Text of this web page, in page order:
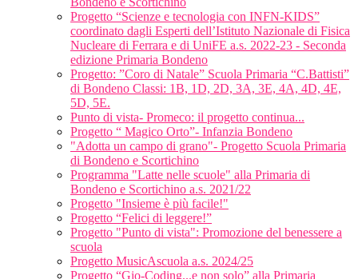
Progetto “Scienze e tecnologia con INFN-KIDS”
coordinato dagli Esperti dell’Istituto Nazionale di Fisica
Nucleare di Ferrara e di UniFE a.s. 2022-23 - Seconda
edizione Primaria Bondeno
Progetto: ”Coro di Natale” Scuola Primaria “C.Battisti”
di Bondeno Classi: 1B, 1D, 2D, 3A, 3E, 4A, 4D, 4E,
5D, 5E.
Punto di vista- Promeco: il progetto continua...
Progetto “ Magico Orto”- Infanzia Bondeno
"Adotta un campo di grano"- Progetto Scuola Primaria
di Bondeno e Scortichino
Programma "Latte nelle scuole" alla Primaria di
Bondeno e Scortichino a.s. 2021/22
Progetto "Insieme è più facile!"
Progetto “Felici di leggere!”
Progetto "Punto di vista": Promozione del benessere a
scuola
Progetto MusicAscuola a.s. 2024/25
Progetto “Gio-Coding...e non solo” alla Primaria